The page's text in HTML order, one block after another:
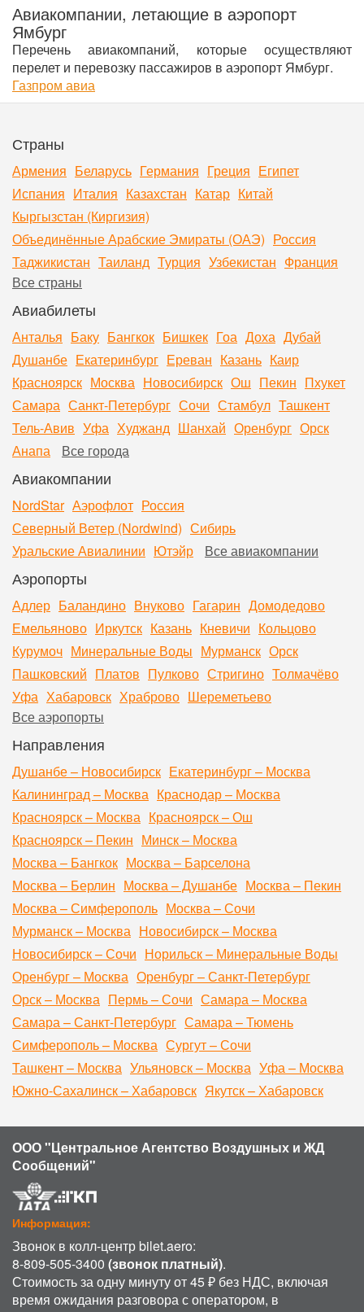
Авиакомпании, летающие в аэропорт
Ямбург
Перечень авиакомпаний, которые осуществляют
перелет и перевозку пассажиров в аэропорт Ямбург.
Газпром авиа
Страны
Армения Беларусь Германия Греция Египет
Испания Италия Казахстан Катар Китай
Кыргызстан (Киргизия)
Объединённые Арабские Эмираты (ОАЭ) Россия
Таджикистан Таиланд Турция Узбекистан Франция
Все страны
Авиабилеты
Анталья Баку Бангкок Бишкек Гоа Доха Дубай
Душанбе Екатеринбург Ереван Казань Каир
Красноярск Москва Новосибирск Ош Пекин Пхукет
Самара Санкт-Петербург Сочи Стамбул Ташкент
Тель-Авив Уфа Худжанд Шанхай Оренбург Орск
Анапа
Все города
Авиакомпании
NordStar Аэрофлот Россия
Северный Ветер (Nordwind) Сибирь
Уральские Авиалинии Ютэйр Все авиакомпании
Аэропорты
Адлер Баландино Внуково Гагарин Домодедово
Емельяново Иркутск Казань Кневичи Кольцово
Курумоч Минеральные Воды Мурманск Орск
Пашковский Платов Пулково Стригино Толмачёво
Уфа Хабаровск Храброво Шереметьево
Все аэропорты
Направления
Душанбе – Новосибирск Екатеринбург – Москва
Калининград – Москва Краснодар – Москва
Красноярск – Москва Красноярск – Ош
Красноярск – Пекин Минск – Москва
Москва – Бангкок Москва – Барселона
Москва – Берлин Москва – Душанбе Москва – Пекин
Москва – Симферополь Москва – Сочи
Мурманск – Москва Новосибирск – Москва
Новосибирск – Сочи Норильск – Минеральные Воды
Оренбург – Москва Оренбург – Санкт-Петербург
Орск – Москва Пермь – Сочи Самара – Москва
Самара – Санкт-Петербург Самара – Тюмень
Симферополь – Москва Сургут – Сочи
Ташкент – Москва Ульяновск – Москва Уфа – Москва
Южно-Сахалинск – Хабаровск Якутск – Хабаровск
ООО "Центральное Агентство Воздушных и ЖД
Сообщений"
Информация:
Звонок в колл-центр bilet.aero:
8-809-505-3400 (звонок платный).
Стоимость за одну минуту от 45 ₽ без НДС, включая
время ожидания разговора с оператором, в